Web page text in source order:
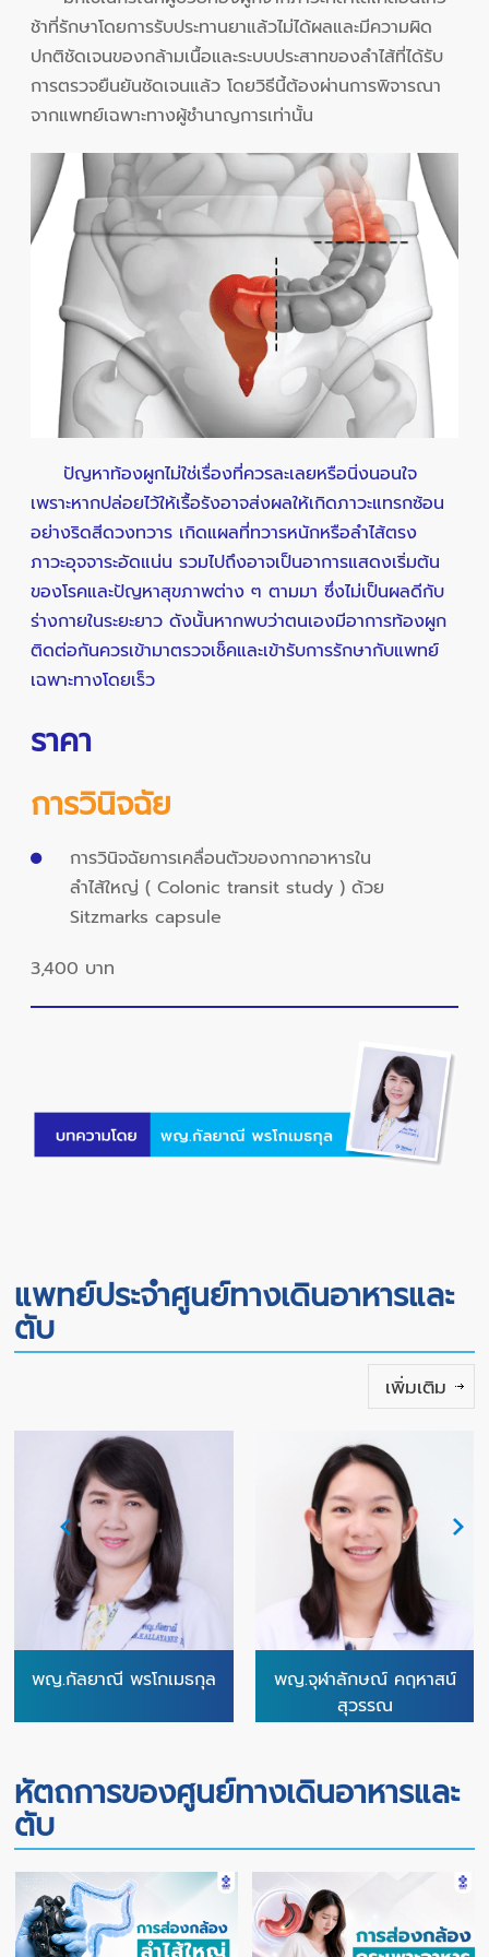
ช้าที่รักษาโดยการรับประทานยาแล้วไม่ได้ผลและมีความผิด
ปกติชัดเจนของกล้ามเนื้อและระบบประสาทของลำไส้ที่ได้รับ
การตรวจยืนยันชัดเจนแล้ว โดยวิธีนี้ต้องผ่านการพิจารณา
จากแพทย์เฉพาะทางผู้ชำนาญการเท่านั้น
ปัญหาท้องผูกไม่ใช่เรื่องที่ควรละเลยหรือนิ่งนอนใจ
เพราะหากปล่อยไว้ให้เรื้อรังอาจส่งผลให้เกิดภาวะแทรกซ้อน
อย่างริดสีดวงทวาร เกิดแผลที่ทวารหนักหรือลำไส้ตรง
ภาวะอุจจาระอัดแน่น รวมไปถึงอาจเป็นอาการแสดงเริ่มต้น
ของโรคและปัญหาสุขภาพต่าง ๆ ตามมา ซึ่งไม่เป็นผลดีกับ
ร่างกายในระยะยาว ดังนั้นหากพบว่าตนเองมีอาการท้องผูก
ติดต่อกันควรเข้ามาตรวจเช็คและเข้ารับการรักษากับแพทย์
เฉพาะทางโดยเร็ว
ราคา
การวินิจฉัย
การวินิจฉัยการเคลื่อนตัวของกากอาหารใน
ลำไส้ใหญ่ ( Colonic transit study ) ด้วย
Sitzmarks capsule
3,400 บาท
แพทย์ประจำศูนย์ทางเดินอาหารและ
ตับ
เพิ่มเติม
พญ.กัลยาณี พรโกเมธกุล
พญ.จุฬาลักษณ์ คฤหาสน์
สุวรรณ
หัตถการของศูนย์ทางเดินอาหารและ
ตับ